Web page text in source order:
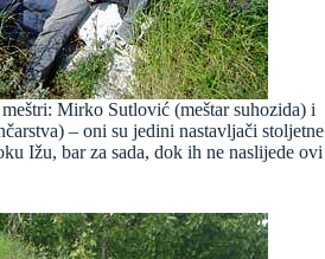
Mirko Sutlović (meštar suhozida) i
– oni su jedini nastavljači stoljetne
Ižu, bar za sada, dok ih ne naslijede ovi